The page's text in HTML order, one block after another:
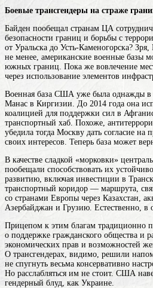
Боевые трансгендеры на страже
Байден пообещал странам ЦА
безопасности границ и борьбы с
от Уральска до Усть-Каменогорска?
не менее, американские военные базы
южных границ. Пока же вовлечение
через использование элементов
Военная база США уже была однажды в
Манас в Киргизии. До 2014 года она
коалицией для поддержки сил в
транспортный хаб. Похоже,
убедила тогда Москву дать согласие на
своих интересов. Теперь база может
В качестве сладкой «морковки»
пообещали способствовать их
развитию, включая инвестиции в
транспортный коридор — маршрута,
со странами Европы через Казахстан,
Азербайджан и Грузию. Естественно, в
Прицепом к этим благам традиционно
о поддержке гражданского общества и
экономических прав и возможностей
О трансгендерах, видимо, решили
не спугнуть весьма консервативно
Но расслабляться им не стоит. США
гендерный блуд, как Украине.